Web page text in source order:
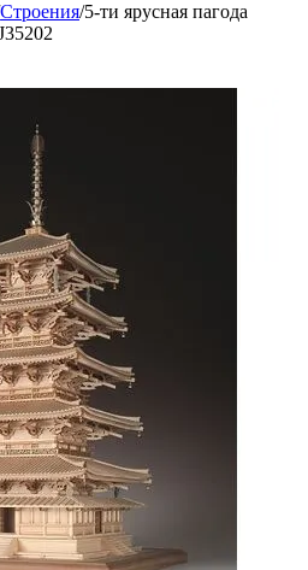
Строения/5-ти ярусная пагода